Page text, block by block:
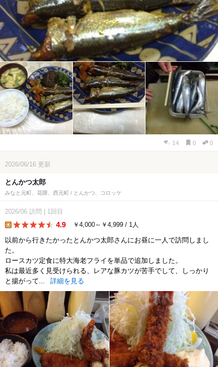
14 0 0
2026/06/16 更新
とんかつ太郎
みなと元町、花隈、西元町 / とんかつ、コロッケ
2026/06 訪問 1回目
4.9 ￥4,000～￥4,999 / 1人
以前から行きたかったとんかつ太郎さんにお昼に一人で訪問しまし
た。
ロースカツ定食に特大海老フライを単品で追加しました。
私は最近多く見受けられる、レアな豚カツが苦手でして、しっかり
と揚がって...
詳細を見る